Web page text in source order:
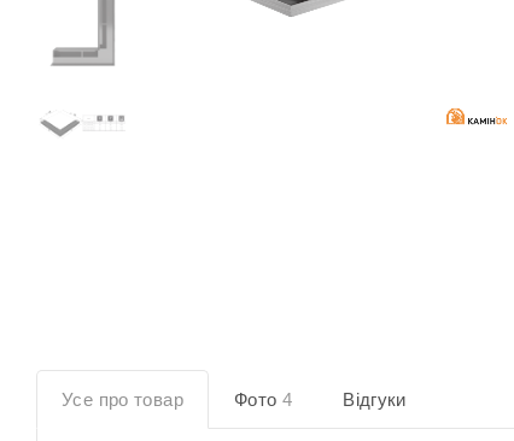
Усе про товар Фото 4 Відгуки